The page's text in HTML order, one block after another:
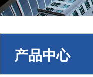
产品中心